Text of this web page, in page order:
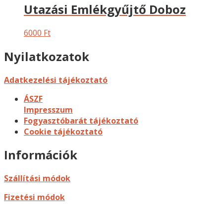
Utazási Emlékgyűjtő Doboz
6000 Ft
Nyilatkozatok
Adatkezelési tájékoztató
ÁSZF
Impresszum
Fogyasztóbarát tájékoztató
Cookie tájékoztató
Információk
Szállítási módok
Fizetési módok